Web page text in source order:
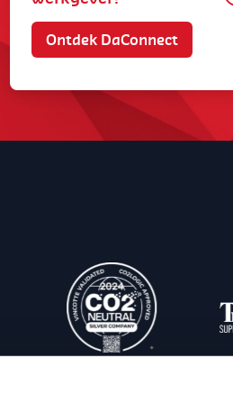
Ontdek DaConnect